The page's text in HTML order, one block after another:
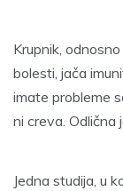
Krupnik,
bolesti, jača
imate probleme
ni creva. Odlična
Jedna studija, u